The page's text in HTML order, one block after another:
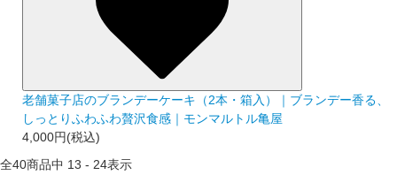
老舗菓子店のブランデーケーキ（2本・箱入）｜ブランデー香る、
しっとりふわふわ贅沢食感｜モンマルトル亀屋
4,000円(税込)
全40商品中 13 - 24表示